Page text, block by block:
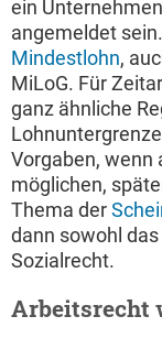
ein
angemeldet
Mindestlohn,
MiLoG. Für
ganz ähnliche
Vorgaben, wenn
möglichen,
Thema der
dann sowohl
Sozialrecht.
Arbeitsrecht